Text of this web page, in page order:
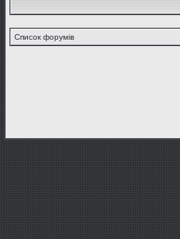
Список форумів